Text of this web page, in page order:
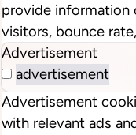
provide information
visitors, bounce
Advertisement
advertisement
Advertisement
with relevant ads